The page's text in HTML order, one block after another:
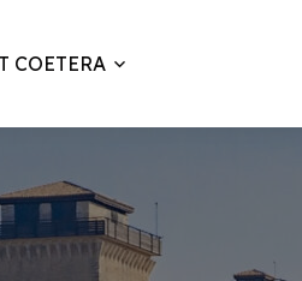
COETERA